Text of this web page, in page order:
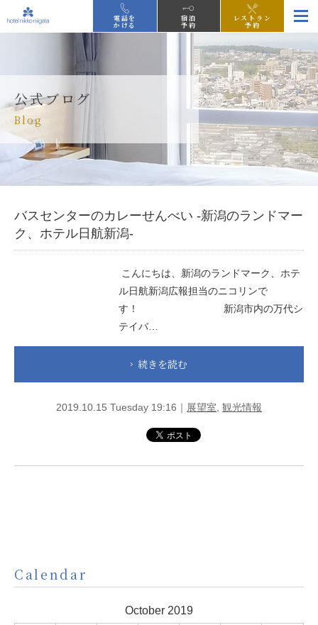
電話を
かける
宿泊
予約
レストラン
予約
公式ブログ
Blog
バスセンターのカレーせんべい -新潟のランドマー
ク、ホテル日航新潟-
こんにちは、新潟のランドマーク、ホテ
ル日航新潟広報担当のニコリンで
す！ 新潟市内の万代シ
テイバ…
続きを読む
2019.10.15 Tuesday 19:16｜ 展望室 観光情報
Calendar
October 2019